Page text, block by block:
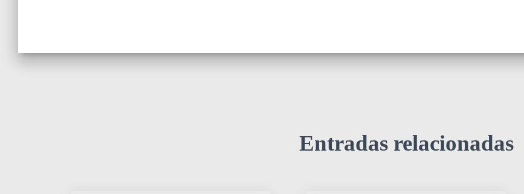
Entradas relacionadas